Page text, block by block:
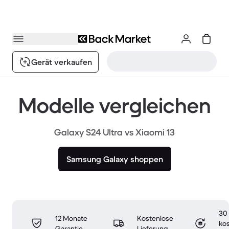
Gerät verkaufen
Modelle vergleichen
Galaxy S24 Ultra vs Xiaomi 13
Samsung Galaxy shoppen
12 Monate
Kostenlose
30